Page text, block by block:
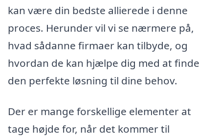
kan være din bedste allierede i denne
proces. Herunder vil vi se nærmere på,
hvad sådanne firmaer kan tilbyde, og
hvordan de kan hjælpe dig med at finde
den perfekte løsning til dine behov.
Der er mange forskellige elementer at
tage højde for, når det kommer til